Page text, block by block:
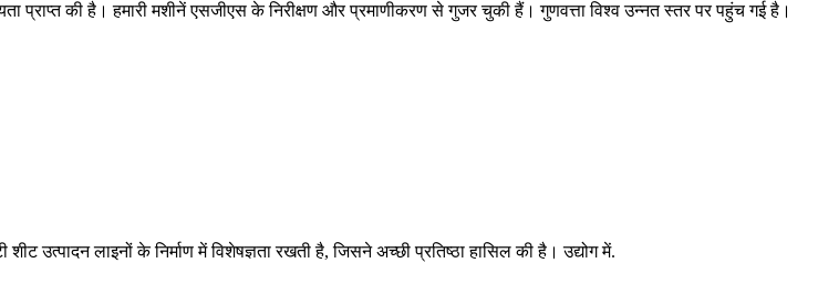
प्राप्त की है। हमारी मशीनें एसजीएस के निरीक्षण और प्रमाणीकरण से गुजर चुकी हैं। गुणवत्ता विश्व उन्नत स्तर पर पहुंच गई है।
उत्पादन लाइनों के निर्माण में विशेषज्ञता रखती है, जिसने अच्छी प्रतिष्ठा हासिल की है। उद्योग में.